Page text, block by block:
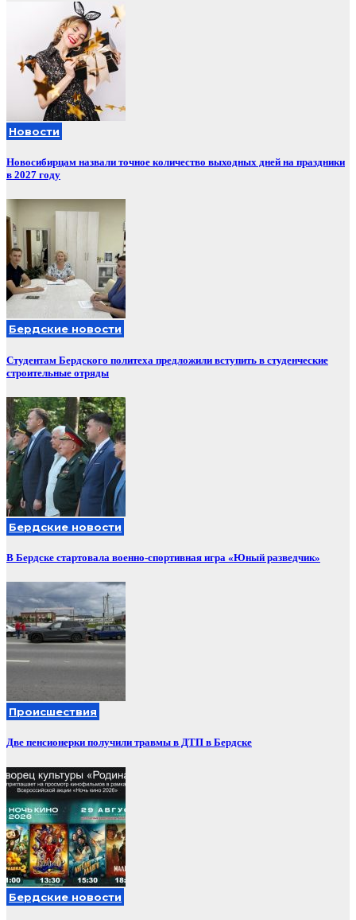
Новости
Новосибирцам назвали точное количество выходных дней на праздники
в 2027 году
Бердские новости
Студентам Бердского политеха предложили вступить в студенческие
строительные отряды
Бердские новости
В Бердске стартовала военно-спортивная игра «Юный разведчик»
Происшествия
Две пенсионерки получили травмы в ДТП в Бердске
Бердские новости